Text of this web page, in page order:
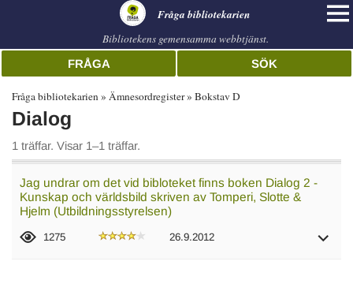
Fråga bibliotekarien
Bibliotekens gemensamma webbtjänst.
FRÅGA SÖK
Fråga bibliotekarien Ämnesordregister Bokstav D
Dialog
1 träffar. Visar 1–1 träffar.
Jag undrar om det vid bibloteket finns boken Dialog 2 -
Kunskap och världsbild skriven av Tomperi, Slotte &
Hjelm (Utbildningsstyrelsen)
1275 26.9.2012